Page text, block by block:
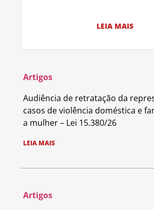
LEIA MAIS
Artigos
Audiência de retratação da
casos de violência doméstica e
a mulher – Lei 15.380/26
LEIA MAIS
Artigos